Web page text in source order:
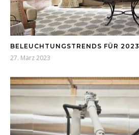
BELEUCHTUNGSTRENDS FÜR 2023
27. März 2023